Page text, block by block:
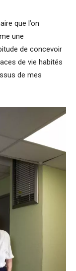
que l’on
une
de concevoir
de vie habités
de mes